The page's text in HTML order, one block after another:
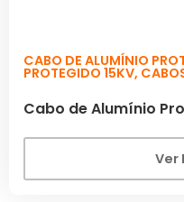
CABO DE ALUMÍNIO
PROTEGIDO 15KV,
Cabo de Alumínio
Ver